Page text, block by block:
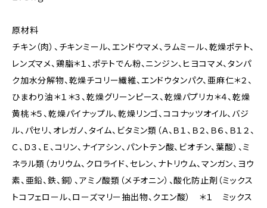
原材料
チキン（肉）、チキンミール、エンドウマメ、ラムミール、乾燥ポテト、
レンズマメ、鶏脂＊１、ポテトでん粉、ニンジン、ヒヨコマメ、タンパ
ク加水分解物、乾燥チコリー繊維、エンドウタンパク、亜麻仁＊２、
ひまわり油＊１＊３、乾燥グリーンピース、乾燥パプリカ＊４、乾燥
黄桃＊５、乾燥パイナップル、乾燥リンゴ、ココナッツオイル、バジ
ル、パセリ、オレガノ、タイム、ビタミン類（Ａ、Ｂ１、Ｂ２、Ｂ６、Ｂ１２、
Ｃ、Ｄ３、Ｅ、コリン、ナイアシン、パントテン酸、ビオチン、葉酸）、ミ
ネラル類（カリウム、クロライド、セレン、ナトリウム、マンガン、ヨウ
素、亜鉛、鉄、銅）、アミノ酸類（メチオニン）、酸化防止剤（ミックス
トコフェロール、ローズマリー抽出物、クエン酸） ＊１ ミックス